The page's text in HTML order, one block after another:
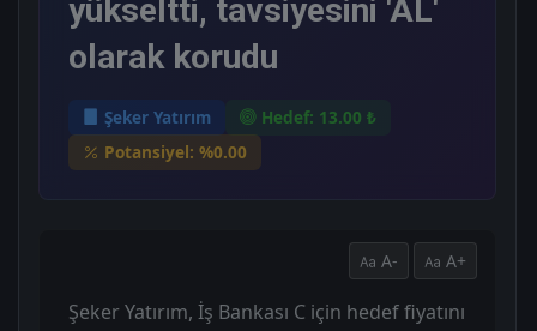
yükseltti, tavsiyesini 'AL'
olarak korudu
Şeker Yatırım
Hedef: 13.00 ₺
Potansiyel: %0.00
A- A+
Şeker Yatırım, İş Bankası C için hedef fiyatını